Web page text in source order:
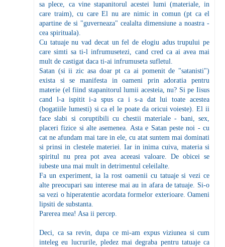
sa plece, ca vine stapanitorul acestei lumi (materiale, in
care traim), cu care El nu are nimic in comun (pt ca el
apartine de si "guverneaza" cealalta dimensiune a noastra -
cea spirituala).
Cu tatuaje nu vad decat un fel de elogiu adus trupului pe
care simti sa ti-l infrumusetezi, cand cred ca ai avea mai
mult de castigat daca ti-ai infrumuseta sufletul.
Satan (si ii zic asa doar pt ca ai pomenit de "satanisti")
exista si se manifesta in oameni prin adoratia pentru
materie (el fiind stapanitorul lumii acesteia, nu? Si pe Iisus
cand l-a ispitit i-a spus ca i s-a dat lui toate acestea
(bogatiile lumesti) si ca el le poate da oricui voieste). El ii
face slabi si coruptibili cu chestii materiale - bani, sex,
placeri fizice si alte asemenea. Asta e Satan peste noi - cu
cat ne afundam mai tare in ele, cu atat suntem mai dominati
si prinsi in clestele materiei. Iar in inima cuiva, materia si
spiritul nu prea pot avea aceeasi valoare. De obicei se
iubeste una mai mult in detrimentul celeilalte.
Fa un experiment, ia la rost oamenii cu tatuaje si vezi ce
alte preocupari sau interese mai au in afara de tatuaje. Si-o
sa vezi o hiperatentie acordata formelor exterioare. Oameni
lipsiti de substanta.
Parerea mea! Asa ii percep.
Deci, ca sa revin, dupa ce mi-am expus viziunea si cum
inteleg eu lucrurile, pledez mai degraba pentru tatuaje ca